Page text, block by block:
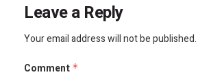
Leave a Reply
Your email address will not be published.
Comment *